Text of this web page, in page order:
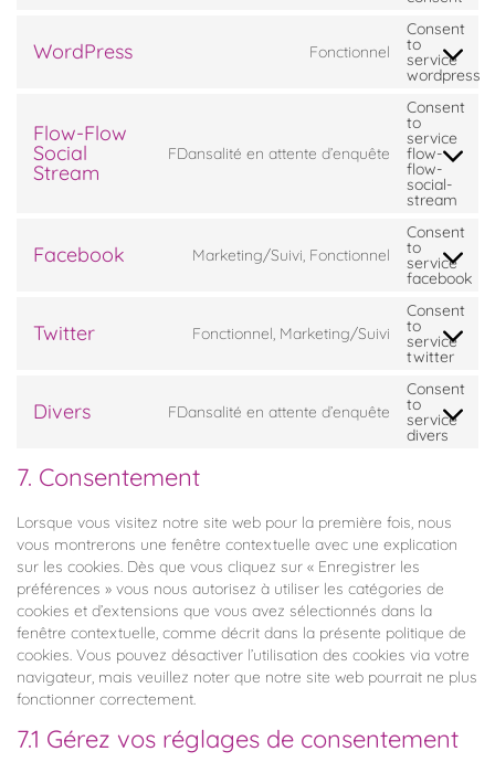
WordPress Fonctionnel
Consent
to
service
wordpress
Flow-Flow
Social
Stream
FDansalité en attente d’enquête
Consent
to
service
flow-
flow-
social-
stream
Facebook Marketing/Suivi, Fonctionnel
Consent
to
service
facebook
Twitter Fonctionnel, Marketing/Suivi
Consent
to
service
twitter
Divers FDansalité en attente d’enquête
Consent
to
service
divers
7. Consentement
Lorsque vous visitez notre site web pour la première fois, nous
vous montrerons une fenêtre contextuelle avec une explication
sur les cookies. Dès que vous cliquez sur « Enregistrer les
préférences » vous nous autorisez à utiliser les catégories de
cookies et d’extensions que vous avez sélectionnés dans la
fenêtre contextuelle, comme décrit dans la présente politique de
cookies. Vous pouvez désactiver l’utilisation des cookies via votre
navigateur, mais veuillez noter que notre site web pourrait ne plus
fonctionner correctement.
7.1 Gérez vos réglages de consentement